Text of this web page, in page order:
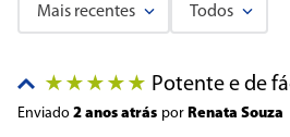
Título
Mais recentes Todos
★ ★ ★ ★ ★ Potente e de
Enviado 2 anos atrás por Renata Souza